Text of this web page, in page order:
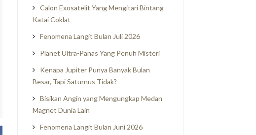
Calon Exosatelit Yang Mengitari Bintang
Katai Coklat
Fenomena Langit Bulan Juli 2026
Planet Ultra-Panas Yang Penuh Misteri
Kenapa Jupiter Punya Banyak Bulan
Besar, Tapi Saturnus Tidak?
Bisikan Angin yang Mengungkap Medan
Magnet Dunia Lain
Fenomena Langit Bulan Juni 2026